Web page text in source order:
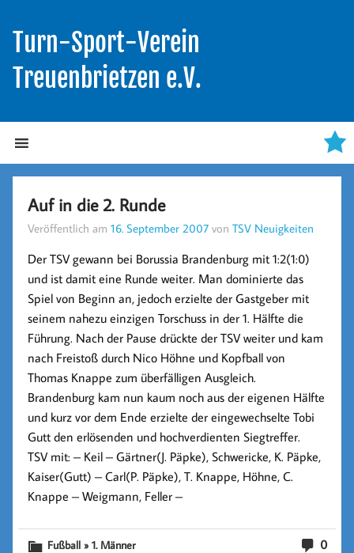
Turn-Sport-Verein
Treuenbrietzen e.V.
Auf in die 2. Runde
Veröffentlich am16. September 2007 vonTSV Neuigkeiten
Der TSV gewann bei Borussia Brandenburg mit 1:2(1:0)
und ist damit eine Runde weiter. Man dominierte das
Spiel von Beginn an, jedoch erzielte der Gastgeber mit
seinem nahezu einzigen Torschuss in der 1. Hälfte die
Führung. Nach der Pause drückte der TSV weiter und kam
nach Freistoß durch Nico Höhne und Kopfball von
Thomas Knappe zum überfälligen Ausgleich.
Brandenburg kam nun kaum noch aus der eigenen Hälfte
und kurz vor dem Ende erzielte der eingewechselte Tobi
Gutt den erlösenden und hochverdienten Siegtreffer.
TSV mit: – Keil – Gärtner(J. Päpke), Schwericke, K. Päpke,
Kaiser(Gutt) – Carl(P. Päpke), T. Knappe, Höhne, C.
Knappe – Weigmann, Feller –
0
Fußball » 1. Männer